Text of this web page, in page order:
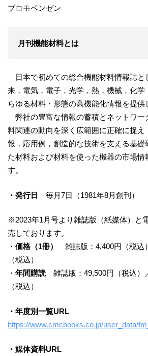
ブロモベンゼン
月刊機能材料とは
日本で初めての総合機能材料情報誌と
来，電気，電子，光学，熱，機械，化学
らゆる材料・形態の高機能化情報を提供
弊社の豊富な情報の蓄積とネットワー
料関連の動向を深く広範囲に正確に捉え
報，応用例，創造的な技術を支える基礎
た材料および材料を使った機器の市場情
す。
・発行日 毎月7日（1981年8月創刊）
※2023年1月号より雑誌版（紙媒体）と
売しております。
・ 価格（1冊）
雑誌版：4,400円（税込
（税込）
・ 年間購読雑誌版：49,500円（税込）
（税込）
・年度別一覧URL
https://www.cmcbooks.co.jp/user_data/
・媒体資料URL